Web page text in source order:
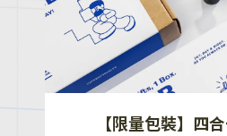
【限量包裝】四